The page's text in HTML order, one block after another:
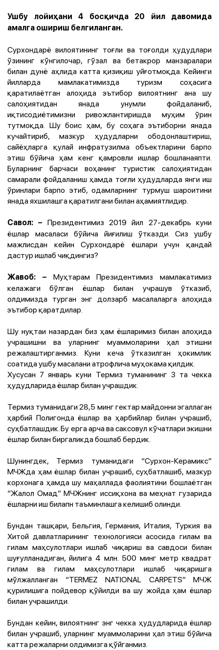
Ушбу лойиҳани 4 босқичда 20 йил давомида
амалга ошириш белгиланган.
Сурхондарё вилоятининг тоғли ва тоғолди ҳудудлари
ўзининг кўнгилочар, гўзал ва бетакрор манзаралари
билан дунё аҳлида катта қизиқиш уйғотмоқда. Кейинги
йилларда мамлакатимизда туризм соҳасига
қаратилаётган алоҳида эътибор вилоятнинг ана шу
салоҳиятидан янада унумли фойдаланиб,
иқтисодиётимизни ривожлантиришда муҳим ўрин
тутмоқда. Шу боис ҳам, бу соҳага эътиборни янада
кучайтириб, мазкур ҳудудларни ободонлаштириш,
сайёҳларга қулай инфратузилма объектларини барпо
этиш бўйича ҳам кенг қамровли ишлар бошланаяпти.
Буларнинг барчаси воҳанинг туристик салоҳиятидан
самарали фойдаланиш ҳамда тоғли ҳудудларда янги иш
ўринлари барпо этиб, одамларнинг турмуш шароитини
янада яхшилашга қаратилгани билан аҳамиятлидир.
Савол:– Президентимиз 2019 йил 27-декабрь куни
ёшлар масаласи бўйича йиғилиш ўтказди. Сиз ушбу
мажлисдан кейин Сурхондарё ёшлари учун қандай
дастур ишлаб чиқдингиз?
Жавоб: – Муҳтарам Президентимиз мамлакатимиз
келажаги бўлган ёшлар билан учрашув ўтказиб,
олдимизда турган энг долзарб масалаларга алоҳида
эътибор қаратдилар.
Шу нуқтаи назардан биз ҳам ёшларимиз билан алоҳида
учрашишни ва уларнинг муаммоларини ҳал этишни
режалаштирганмиз. Куни кеча ўтказилган ҳокимлик
соатида ушбу масалани атрофлича муҳокама қилдик.
Хусусан 7 январь куни Термиз туманининг 3 та чекка
ҳудудларида ёшлар билан учрашдик.
Термиз туманидаги 28,5 минг гектар майдонни эгаллаган
ҳарбий Полигонда ёшлар ва ҳарбийлар билан учрашиб,
суҳбатлашдик. Бу ерга арча ва саксовул кўчатлари экишни
ёшлар билан биргаликда бошлаб бердик.
Шунингдек, Термиз туманидаги “Сурхон-Керамикс”
МЧЖда ҳам ёшлар билан учрашиб, суҳбатлашиб, мазкур
корхонага ҳамда шу маҳаллада фаолиятини бошлаётган
“Жалол Омад” МЧЖнинг иссиқхона ва меҳнат гузарида
ёшларни иш билапн таъминлашга келишиб олинди.
Бундан ташқари, Бельгия, Германия, Италия, Туркия ва
Хитой давлатларининг технологияси асосида гилам ва
гилам маҳсулотлари ишлаб чиқариш ва савдоси билан
шуғулланадиган, йилига 4 млн. 500 минг метр квадрат
гилам ва гилам маҳсулотлари ишлаб чиқаришга
мўлжалланган “TERMEZ NATIONAL CARPETS” МЧЖ
қурилишига пойдевор қўйилди ва шу жойда ҳам ёшлар
билан учрашилди.
Бундан кейин, вилоятнинг энг чекка ҳудудларида ёшлар
билан учрашиб, уларнинг муаммоларини ҳал этиш бўйича
катта режаларни олдимизга қўйганмиз.